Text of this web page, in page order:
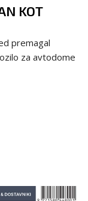
KOT
premagal
za avtodome